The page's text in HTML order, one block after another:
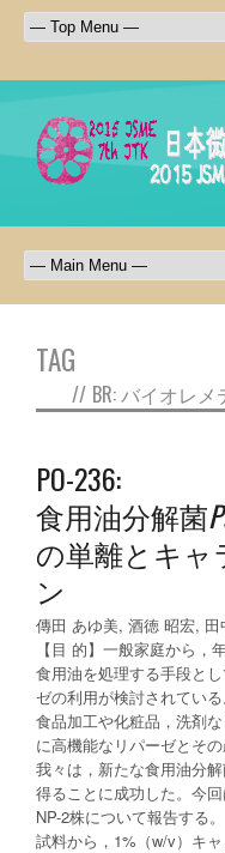
TAG
// BR: バイオレメ
PO-236:
食用油分解菌
の単離とキャ
ン
傳田 あゆ美, 酒徳 昭宏,
【目 的】一般家庭から，
食用油を処理する手段と
ゼの利用が検討されてい
食品加工や化粧品，洗剤
に高機能なリパーゼとそ
我々は，新たな食用油分
得ることに成功した。今
NP-2株について報告する
試料から，1%（w/v）キ